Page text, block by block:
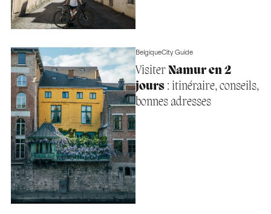
BelgiqueCity Guide
Visiter Namur en 2
jours: itinéraire, conseils,
bonnes adresses